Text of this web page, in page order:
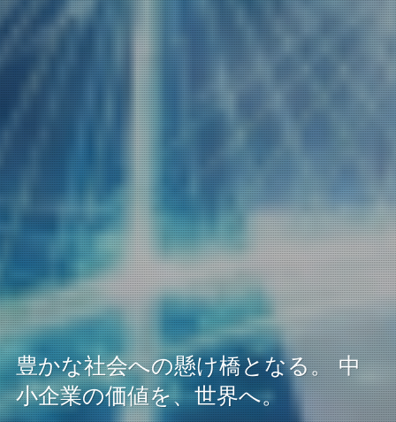
豊かな社会への懸け橋となる。 中
小企業の価値を、世界へ。
豊かな社会への懸け橋となる。 中
小企業の価値を、世界へ。
豊かな社会への懸け橋となる。 中
小企業の価値を、世界へ。